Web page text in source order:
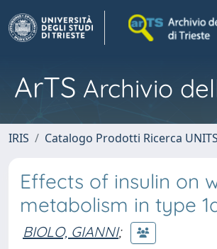
ArTS Archivio
IRIS Catalogo Prodotti Ricerca UNITS
Effects of insulin on
metabolism in type
BIOLO, GIANNI;